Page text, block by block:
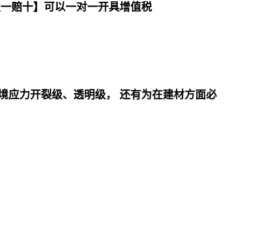
赔十】可以一对一开具增值税
应力开裂级、透明级， 还有为在建材方面必